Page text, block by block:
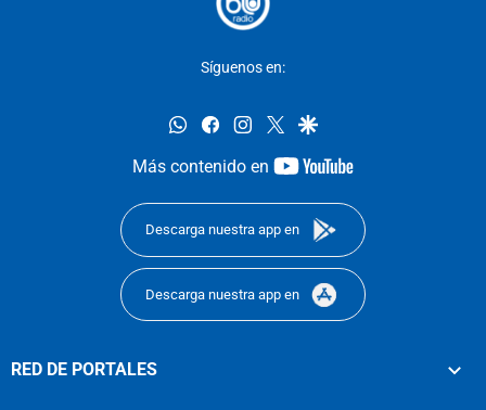
Síguenos en:
whatsappfacebookinstagram
twittergoogle
Más contenido en
youtube-
Descarga nuestra app en
Descarga nuestra app en
RED DE PORTALES